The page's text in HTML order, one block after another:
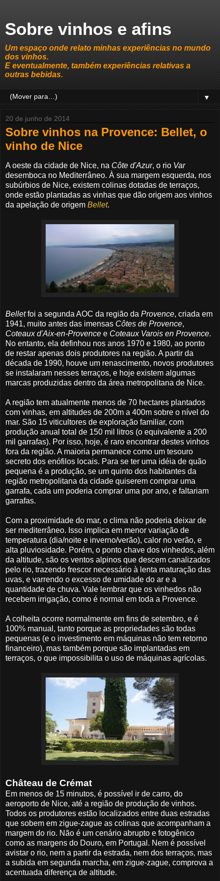
Sobre vinhos e afins
Um espaço onde relato minhas experiências no mundo
dos vinhos.
E eventualmente, também experiências relativas a
outras bebidas.
▼
20 de junho de 2014
Sobre vinhos na Provence: Bellet, o
vinho de Nice
A oeste da cidade de Nice, na Côte d'Azur, o rio Var
desemboca no Mediterrâneo. À sua margem esquerda, nos
subúrbios de Nice, existem colinas dotadas de terraços,
onde estão plantadas as vinhas que dão origem aos vinhos
da apelação de origem Bellet.
Belletfoi a segunda AOC da região da Provence, criada em
1941, muito antes das imensas Côtes de Provence,
Coteaux d'Aix-en-Provence e Coteaux Varois en Provence.
No entanto, ela definhou nos anos 1970 e 1980, ao ponto
de restar apenas dois produtores na região. A partir da
década de 1990, houve um renascimento, novos produtores
se instalaram nesses terraços, e hoje existem algumas
marcas produzidas dentro da área metropolitana de Nice.
A região tem atualmente menos de 70 hectares plantados
com vinhas, em altitudes de 200m a 400m sobre o nível do
mar. São 15 viticultores de exploração familiar, com
produção anual total de 150 mil litros (o equivalente a 200
mil garrafas). Por isso, hoje, é raro encontrar destes vinhos
fora da região. A maioria permanece como um tesouro
secreto dos enófilos locais. Para se ter uma idéia de quão
pequena é a produção, se um quinto dos habitantes da
região metropolitana da cidade quiserem comprar uma
garrafa, cada um poderia comprar uma por ano, e faltariam
garrafas.
Com a proximidade do mar, o clima não poderia deixar de
ser mediterrâneo. Isso implica em menor variação de
temperatura (dia/noite e inverno/verão), calor no verão, e
alta pluviosidade. Porém, o ponto chave dos vinhedos, além
da altitude, são os ventos alpinos que descem canalizados
pelo rio, trazendo frescor necessário à lenta maturação das
uvas, e varrendo o excesso de umidade do ar e a
quantidade de chuva. Vale lembrar que os vinhedos não
recebem irrigação, como é normal em toda a Provence.
A colheita ocorre normalmente em fins de setembro, e é
100% manual, tanto porque as propriedades são todas
pequenas (e o investimento em máquinas não tem retorno
financeiro), mas também porque são implantadas em
terraços, o que impossibilita o uso de máquinas agrícolas.
Château de Crémat
Em menos de 15 minutos, é possível ir de carro, do
aeroporto de Nice, até a região de produção de vinhos.
Todos os produtores estão localizados entre duas estradas
que sobem em zigue-zague as colinas que acompanham a
margem do rio. Não é um cenário abrupto e fotogênico
como as margens do Douro, em Portugal. Nem é possível
avistar o rio, nem a partir da estrada, nem dos terraços, mas
a subida em segunda marcha, em zigue-zague, comprova a
acentuada diferença de altitude.